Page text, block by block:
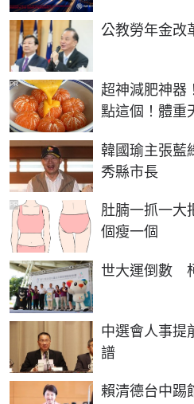
公教勞年金改
超神減肥神器
點這個！體重
PR
韓國瑜主張
秀縣市長
肚腩一抓一大
個瘦一個
PR
世大運倒數
中選會人事
譜
賴清德台中踢